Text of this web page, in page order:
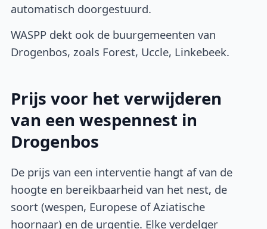
automatisch doorgestuurd.
WASPP dekt ook de buurgemeenten van
Drogenbos, zoals Forest, Uccle, Linkebeek.
Prijs voor het verwijderen
van een wespennest in
Drogenbos
De prijs van een interventie hangt af van de
hoogte en bereikbaarheid van het nest, de
soort (wespen, Europese of Aziatische
hoornaar) en de urgentie. Elke verdelger